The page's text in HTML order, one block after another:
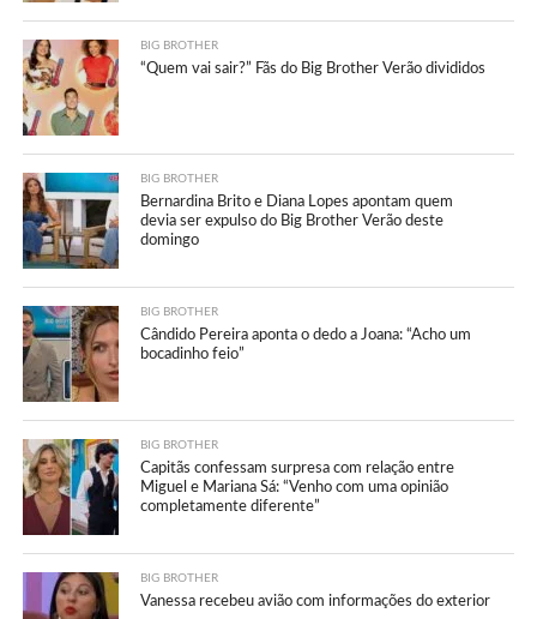
BIG BROTHER
“Quem vai sair?” Fãs do Big Brother Verão divididos
BIG BROTHER
Bernardina Brito e Diana Lopes apontam quem
devia ser expulso do Big Brother Verão deste
domingo
BIG BROTHER
Cândido Pereira aponta o dedo a Joana: “Acho um
bocadinho feio”
BIG BROTHER
Capitãs confessam surpresa com relação entre
Miguel e Mariana Sá: “Venho com uma opinião
completamente diferente”
BIG BROTHER
Vanessa recebeu avião com informações do exterior